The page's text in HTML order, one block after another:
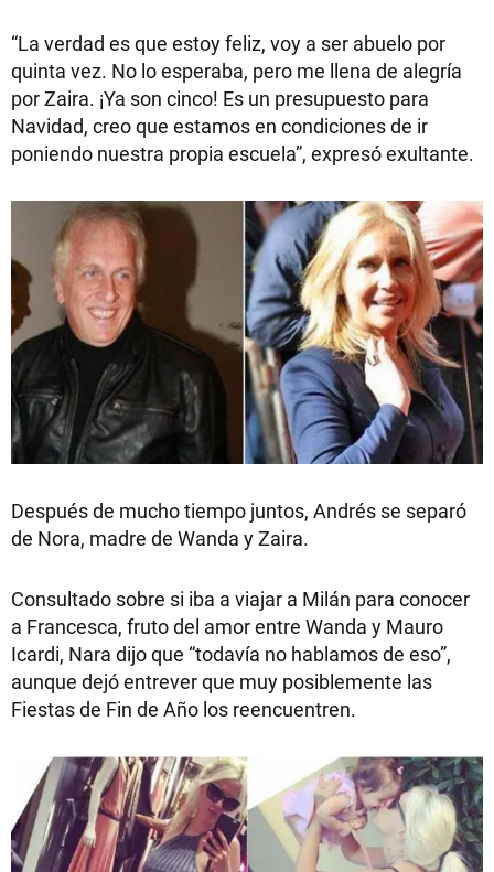
“La verdad es que estoy feliz, voy a ser abuelo por
quinta vez. No lo esperaba, pero me llena de alegría
por Zaira. ¡Ya son cinco! Es un presupuesto para
Navidad, creo que estamos en condiciones de ir
poniendo nuestra propia escuela”, expresó exultante.
Después de mucho tiempo juntos, Andrés se separó
de Nora, madre de Wanda y Zaira.
Consultado sobre si iba a viajar a Milán para conocer
a Francesca, fruto del amor entre Wanda y Mauro
Icardi, Nara dijo que “todavía no hablamos de eso”,
aunque dejó entrever que muy posiblemente las
Fiestas de Fin de Año los reencuentren.